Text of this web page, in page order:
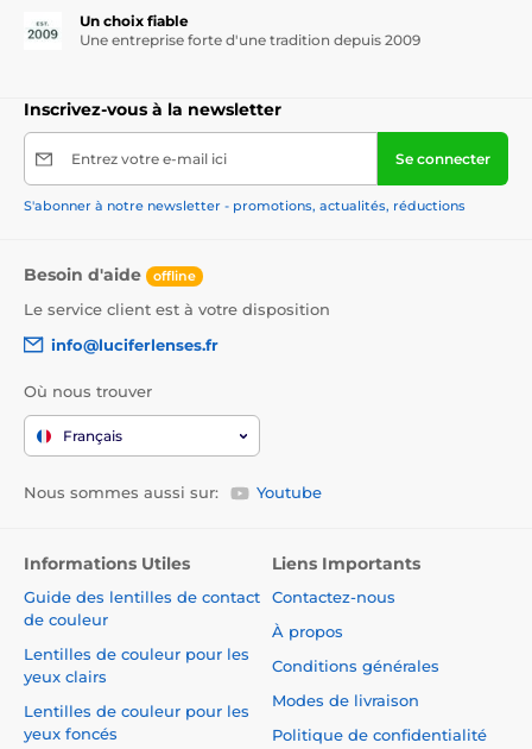
Un choix fiable
Une entreprise forte d'une tradition depuis 2009
Inscrivez-vous à la newsletter
Entrez votre e-mail ici Se connecter
S'abonner à notre newsletter - promotions, actualités, réductions
Besoin d'aide offline
Le service client est à votre disposition
info@luciferlenses.fr
Où nous trouver
Français
Nous sommes aussi sur: Youtube
Informations Utiles
Guide des lentilles de contact
de couleur
Lentilles de couleur pour les
yeux clairs
Lentilles de couleur pour les
yeux foncés
Liens Importants
Contactez-nous
À propos
Conditions générales
Modes de livraison
Politique de confidentialité